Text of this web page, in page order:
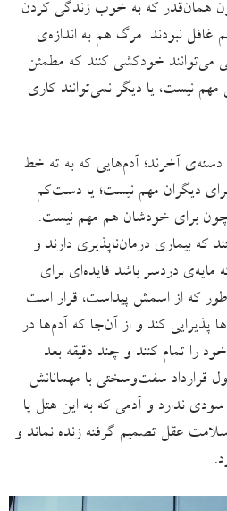
همان‌قدر که به خوب زندگی کردن
غافل نبودند. مرگ هم به اندازه‌ی
خودکشی کنند که مطمئن
نیست، یا دیگر نمی‌توانند کاری
دسته‌ی آخرند؛ آدم‌هایی که به ته خط
دیگران مهم نیست؛ یا دست‌کم
برای خودشان هم مهم نیست.
که بیماری درمان‌ناپذیری دارند و
دردسر باشد فایده‌ای برای
که از اسمش پیداست، قرار است
کند و از آن‌جا که آدم‌ها در
را تمام کنند و چند دقیقه بعد
قرارداد سفت‌وسختی با مهمانانش
سودی ندارد و آدمی که به این هتل پا
عقل تصمیم گرفته زنده نماند و